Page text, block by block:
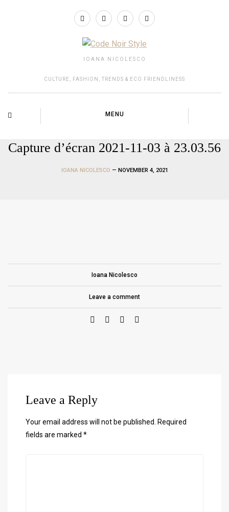
IOANA NICOLESCO
CULTURE, FASHION, TRENDS & ECO FRIENDLINESS
MENU
Capture d’écran 2021-11-03 à 23.03.56
IOANA NICOLESCO — NOVEMBER 4, 2021
Ioana Nicolesco
Leave a comment
Leave a Reply
Your email address will not be published. Required
fields are marked *